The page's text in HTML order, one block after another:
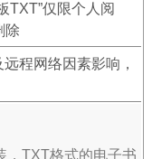
TXT”仅限个人阅
除
程网络因素影响，
，TXT格式的电子书